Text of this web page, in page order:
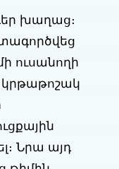
խաղաց։
ուսանողի
Նրա այդ